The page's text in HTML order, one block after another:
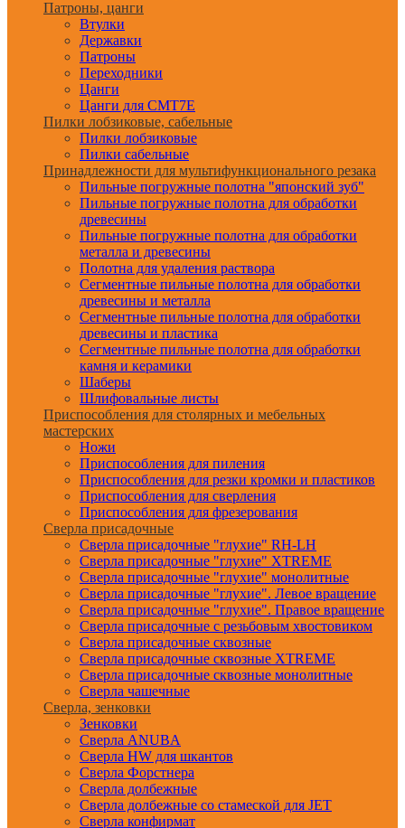
Патроны, цанги
Втулки
Державки
Патроны
Переходники
Цанги
Цанги для CMT7E
Пилки лобзиковые, сабельные
Пилки лобзиковые
Пилки сабельные
Принадлежности для мультифункционального резака
Пильные погружные полотна "японский зуб"
Пильные погружные полотна для обработки
древесины
Пильные погружные полотна для обработки
металла и древесины
Полотна для удаления раствора
Сегментные пильные полотна для обработки
древесины и металла
Сегментные пильные полотна для обработки
древесины и пластика
Сегментные пильные полотна для обработки
камня и керамики
Шаберы
Шлифовальные листы
Приспособления для столярных и мебельных
мастерских
Ножи
Приспособления для пиления
Приспособления для резки кромки и пластиков
Приспособления для сверления
Приспособления для фрезерования
Сверла присадочные
Сверла присадочные "глухие" RH-LH
Сверла присадочные "глухие" XTREME
Сверла присадочные "глухие" монолитные
Сверла присадочные "глухие". Левое вращение
Сверла присадочные "глухие". Правое вращение
Сверла присадочные с резьбовым хвостовиком
Сверла присадочные сквозные
Сверла присадочные сквозные XTREME
Сверла присадочные сквозные монолитные
Сверла чашечные
Сверла, зенковки
Зенковки
Сверла ANUBA
Сверла HW для шкантов
Сверла Форстнера
Сверла долбежные
Сверла долбежные со стамеской для JET
Сверла конфирмат